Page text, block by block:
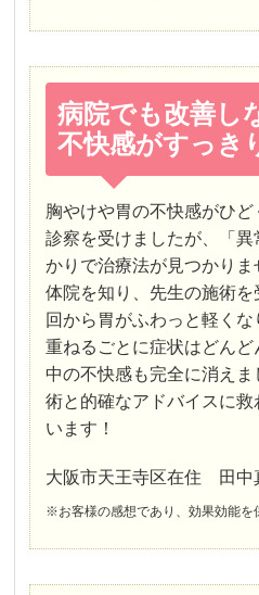
病院でも改善し
不快感がすっき
胸やけや胃の不快感がひ
診察を受けましたが、「
かりで治療法が見つかり
体院を知り、先生の施術
回から胃がふわっと軽く
重ねるごとに症状はどん
中の不快感も完全に消え
術と的確なアドバイスに
います！
大阪市天王寺区在住 田中
※お客様の感想であり、効果効能を